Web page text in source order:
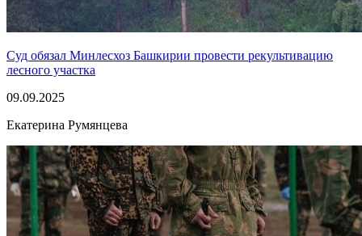
Суд обязал Минлесхоз Башкирии провести рекультивацию
лесного участка
09.09.2025
Екатерина Румянцева